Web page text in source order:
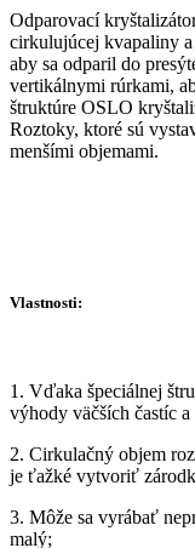
Odparovací
cirkulujúcej kvapaliny
aby sa odparil do
vertikálnymi rúrkami,
štruktúre OSLO
Roztoky, ktoré sú
menšími objemami.
Vlastnosti:
1. Vďaka špeciálnej
výhody väčších častíc
2. Cirkulačný objem
je ťažké vytvoriť
3. Môže sa vyrábať
malý;